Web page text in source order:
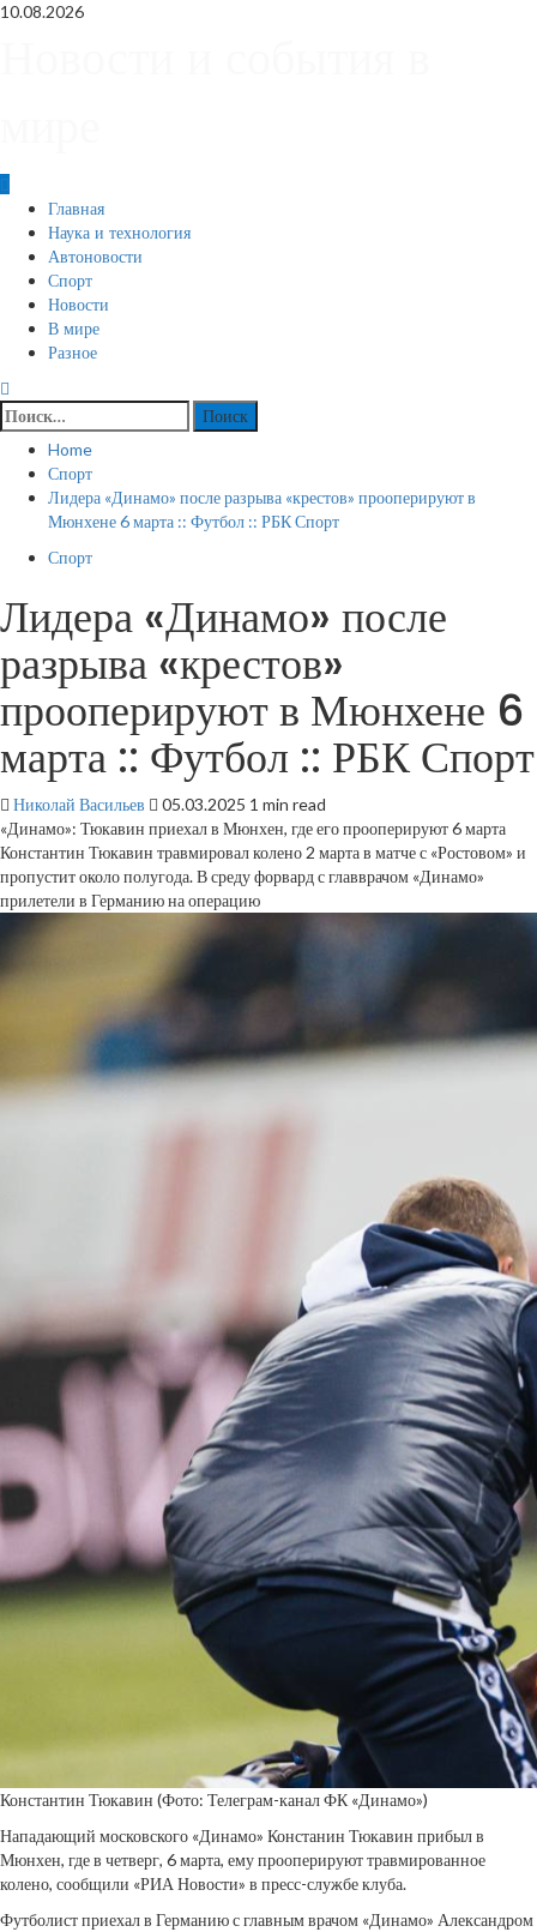
Skip
10.08.2026
Primary
Menu
Главная
Наука и технология
Автоновости
Спорт
Новости
В мире
Разное
Найти:
Home
Спорт
Лидера «Динамо» после разрыва «крестов» прооперируют в
Мюнхене 6 марта :: Футбол :: РБК Спорт
Спорт
Лидера «Динамо» после
разрыва «крестов»
прооперируют в Мюнхене 6
марта :: Футбол :: РБК Спорт
Николай Васильев 05.03.2025 1 min read
«Динамо»: Тюкавин приехал в Мюнхен, где его прооперируют 6 марта
Константин Тюкавин травмировал колено 2 марта в матче с «Ростовом» и
пропустит около полугода. В среду форвард с главврачом «Динамо»
прилетели в Германию на операцию
Константин Тюкавин (Фото: Телеграм-канал ФК «Динамо»)
Нападающий московского «Динамо» Констанин Тюкавин прибыл в
Мюнхен, где в четверг, 6 марта, ему прооперируют травмированное
колено, сообщили «РИА Новости» в пресс-службе клуба.
Футболист приехал в Германию с главным врачом «Динамо» Александром